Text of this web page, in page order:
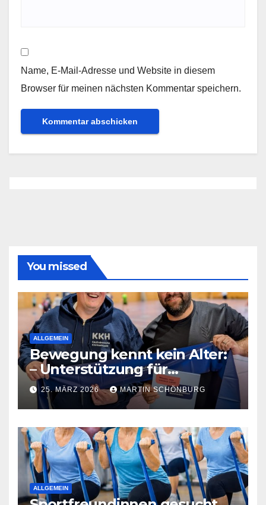
Name, E-Mail-Adresse und Website in diesem
Browser für meinen nächsten Kommentar speichern.
You missed
ALLGEMEIN
Bewegung kennt kein Alter:
– Unterstützung für
Sportgruppe in Bad
Lauchstädt
25. MÄRZ 2026 MARTIN SCHÖNBURG
ALLGEMEIN